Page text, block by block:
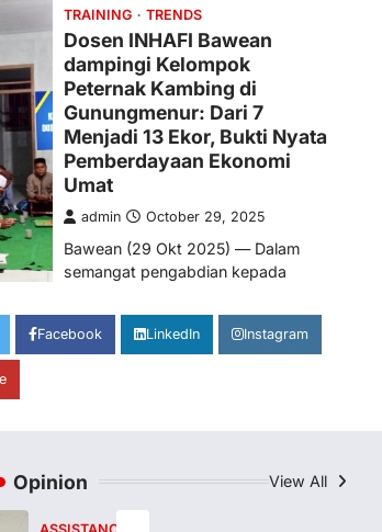
semangat pengabdian kepada
masyarakat, Nurul Huda, M.Pd.I,
dosen Program…
PENGABDIAN SEMINAR
Seminar Nasional 2024:
Muwafiqus Shobri Dosen
STAI Hasan Jufri, Paparkan
Peran Kepemimpinan
admin December 29, 2024
Yayasan Sohib Sukses Setia (YS3)
kembali menunjukkan komitmennya
Komunikatif dan Proaktif di
Grup Dosen
admin
Facebook LinkedIn Instagram
Opinion View All